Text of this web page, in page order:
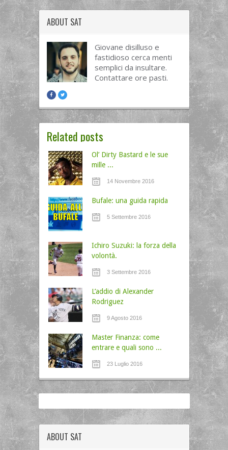
ABOUT SAT
Giovane disilluso e
fastidioso cerca menti
semplici da insultare.
Contattare ore pasti.
Related posts
Ol’ Dirty Bastard e le sue
mille ...
14 Novembre 2016
Bufale: una guida rapida
5 Settembre 2016
Ichiro Suzuki: la forza della
volontà.
3 Settembre 2016
L’addio di Alexander
Rodriguez
9 Agosto 2016
Master Finanza: come
entrare e quali sono ...
23 Luglio 2016
ABOUT SAT